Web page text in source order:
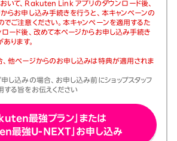
いて、Rakuten Link アプリのダウンロード後、
らお申し込み手続きを行うと、本キャンペーンの
でご注意ください。本キャンペーンを適用するた
ロード後、改めて本ページからお申し込み手続き
ります。
他ページからのお申し込みは特典が適用されま
し込みの場合、お申し込み前にショップスタッフ
する旨をお伝えください
最強プラン」または
最強U-NEXT」お申し込み